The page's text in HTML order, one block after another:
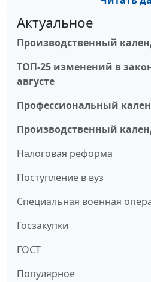
Актуальное
Производственный
ТОП-25 изменений в
августе
Профессиональный
Производственный
Налоговая реформа
Поступление в вуз
Специальная военная
Госзакупки
ГОСТ
Популярное